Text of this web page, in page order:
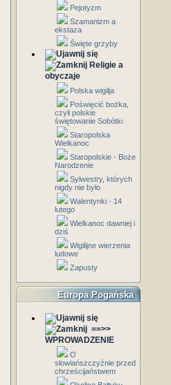
Pejotyzm
Szamanizm a
ekstaza
Święte grzyby
Religie a
obyczaje
Polska wigilja
Poświęcić bożka,
czyli polskie
świętowanie Sobótki
Staropolska
Wielkanoc
Staropolskie - Boże
Narodzenie
Sylwestry, których
nigdy nie było
Walentynki - 14
lutego
Wielkanoc dawniej i
dziś
Wigilijne wierzenia
ludowe
Zapusty
Europa Pogańska
==>>
WPROWADZENIE
O
słowiańszczyźnie przed
chrześcijaństwem